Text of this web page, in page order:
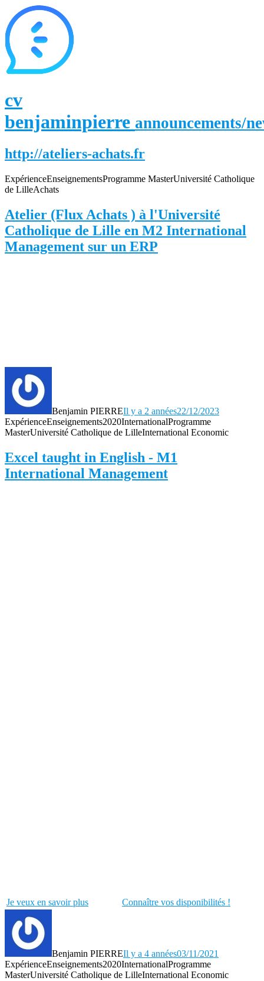
cv
benjaminpierre announcements/
http://ateliers-achats.fr
ExpérienceEnseignementsProgramme MasterUniversité Catholique
de LilleAchats
Atelier (Flux Achats ) à l'Université
Catholique de Lille en M2 International
Management sur un ERP
Benjamin PIERREIl y a 2 années22/12/2023
ExpérienceEnseignements2020InternationalProgramme
MasterUniversité Catholique de LilleInternational Economic
Excel taught in English - M1
International Management
Je veux en savoir plus Connaître vos disponibilités !
Benjamin PIERREIl y a 4 années03/11/2021
ExpérienceEnseignements2020InternationalProgramme
MasterUniversité Catholique de LilleInternational Economic